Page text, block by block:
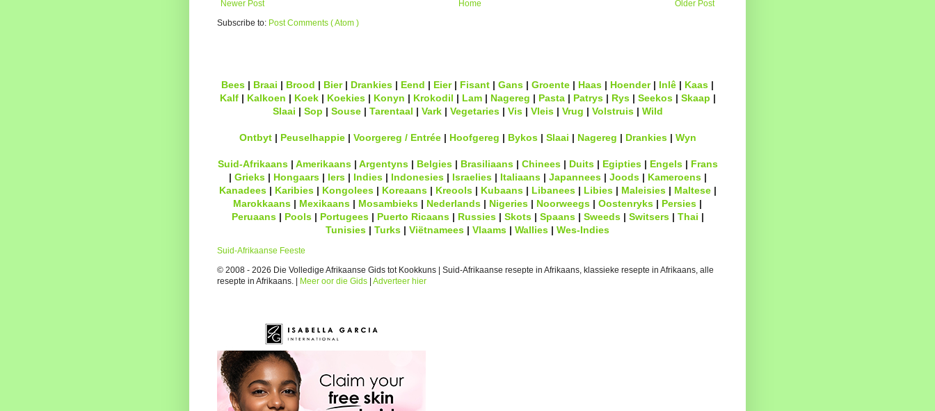
Newer Post Older Post
Home
Subscribe to: Post Comments ( Atom )
Bees | Braai | Brood | Bier| Drankies | Eend | Eier| Fisant | Gans | Groente | Haas | Hoender| Inlê | Kaas |
Kalf| Kalkoen | Koek| Koekies| Konyn | Krokodil | Lam| Nagereg | Pasta| Patrys| Rys| Seekos| Skaap |
Slaai | Sop | Souse| Tarentaal | Vark| Vegetaries| Vis| Vleis| Vrug | Volstruis| Wild
Ontbyt| Peuselhappie| Voorgereg / Entrée| Hoofgereg | Bykos| Slaai | Nagereg | Drankies| Wyn
Suid-Afrikaans| Amerikaans| Argentyns| Belgies| Brasiliaans| Chinees| Duits| Egipties| Engels| Frans
| Grieks| Hongaars| Iers| Indies| Indonesies| Israelies| Italiaans| Japannees| Joods| Kameroens|
Kanadees| Karibies| Kongolees| Koreaans| Kreools| Kubaans| Libanees| Libies| Maleisies| Maltese|
Marokkaans | Mexikaans | Mosambieks | Nederlands | Nigeries | Noorweegs | Oostenryks | Persies |
Peruaans| Pools| Portugees| Puerto Ricaans| Russies| Skots| Spaans| Sweeds| Switsers| Thai |
Tunisies | Turks | Viëtnamees | Vlaams | Wallies | Wes-Indies
Suid-Afrikaanse Feeste
© 2008 - 2026 Die Volledige Afrikaanse Gids tot Kookkuns | Suid-Afrikaanse resepte in Afrikaans, klassieke resepte in Afrikaans, alle
resepte in Afrikaans. |
Meer oor die Gids Adverteer hier